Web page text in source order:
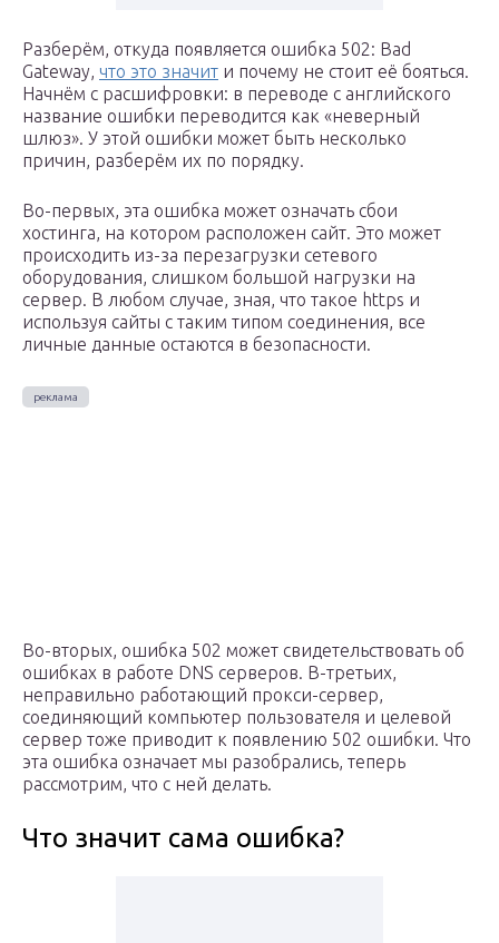
Разберём, откуда появляется ошибка 502: Bad
Gateway, что это значит и почему не стоит её бояться.
Начнём с расшифровки: в переводе с английского
название ошибки переводится как «неверный
шлюз». У этой ошибки может быть несколько
причин, разберём их по порядку.
Во-первых, эта ошибка может означать сбои
хостинга, на котором расположен сайт. Это может
происходить из-за перезагрузки сетевого
оборудования, слишком большой нагрузки на
сервер. В любом случае, зная, что такое https и
используя сайты с таким типом соединения, все
личные данные остаются в безопасности.
Во-вторых, ошибка 502 может свидетельствовать об
ошибках в работе DNS серверов. В-третьих,
неправильно работающий прокси-сервер,
соединяющий компьютер пользователя и целевой
сервер тоже приводит к появлению 502 ошибки. Что
эта ошибка означает мы разобрались, теперь
рассмотрим, что с ней делать.
Что значит сама ошибка?